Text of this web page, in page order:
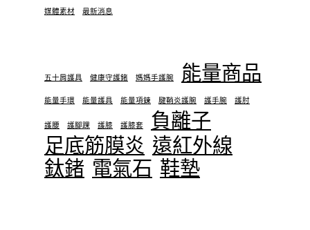
媒體素材 最新消息
五十肩護具 健康守護鍺 媽媽手護腕 能量商品
能量手環 能量護具 能量項鍊 腱鞘炎護腕 護手腕 護肘
護腰 護腳踝 護膝 護膝套
負離子
足底筋膜炎 遠紅外線
鈦鍺 電氣石 鞋墊